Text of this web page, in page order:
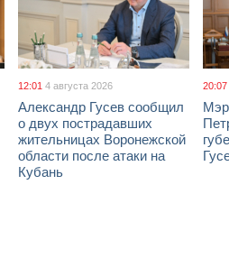
12:01 4 августа 2026
Александр Гусев сообщил
о двух пострадавших
жительницах Воронежской
области после атаки на
Кубань
20:07